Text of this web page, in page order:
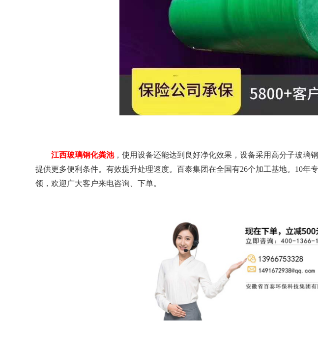
江西玻璃钢化粪池，使用设备还能达到良好净化效果，设备采用高分子玻璃
提供更多便利条件。有效提升处理速度。百泰集团在全国有26个加工基地。10年
领，欢迎广大客户来电咨询、下单。